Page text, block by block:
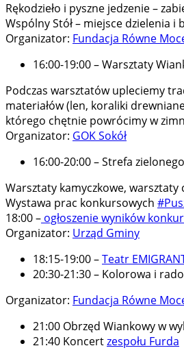
Rękodzieło i pyszne jedzenie –
Wspólny Stół – miejsce dzielenia i
Organizator: Fundacja Równe
16:00-19:00 – Warsztaty
Podczas warsztatów upleciemy
materiałów (len, koraliki
którego chętnie powrócimy w
Organizator: GOK Sokół
16:00-20:00 – Strefa
Warsztaty kamyczkowe,
Wystawa prac konkursowych
18:00 – ogłoszenie wyników
Organizator: Urząd Gminy
18:15-19:00 –Teatr
20:30-21:30 – Kolorowa i
Organizator: Fundacja Równe
21:00 Obrzęd Wiankowy w
21:40 Koncertzespołu Furda